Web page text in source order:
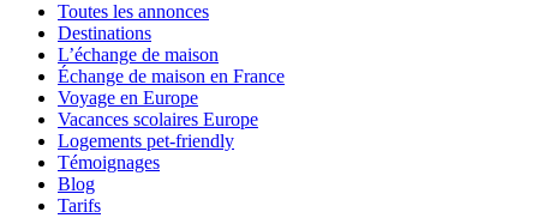
Toutes les annonces
Destinations
L’échange de maison
Échange de maison en France
Voyage en Europe
Vacances scolaires Europe
Logements pet-friendly
Témoignages
Blog
Tarifs